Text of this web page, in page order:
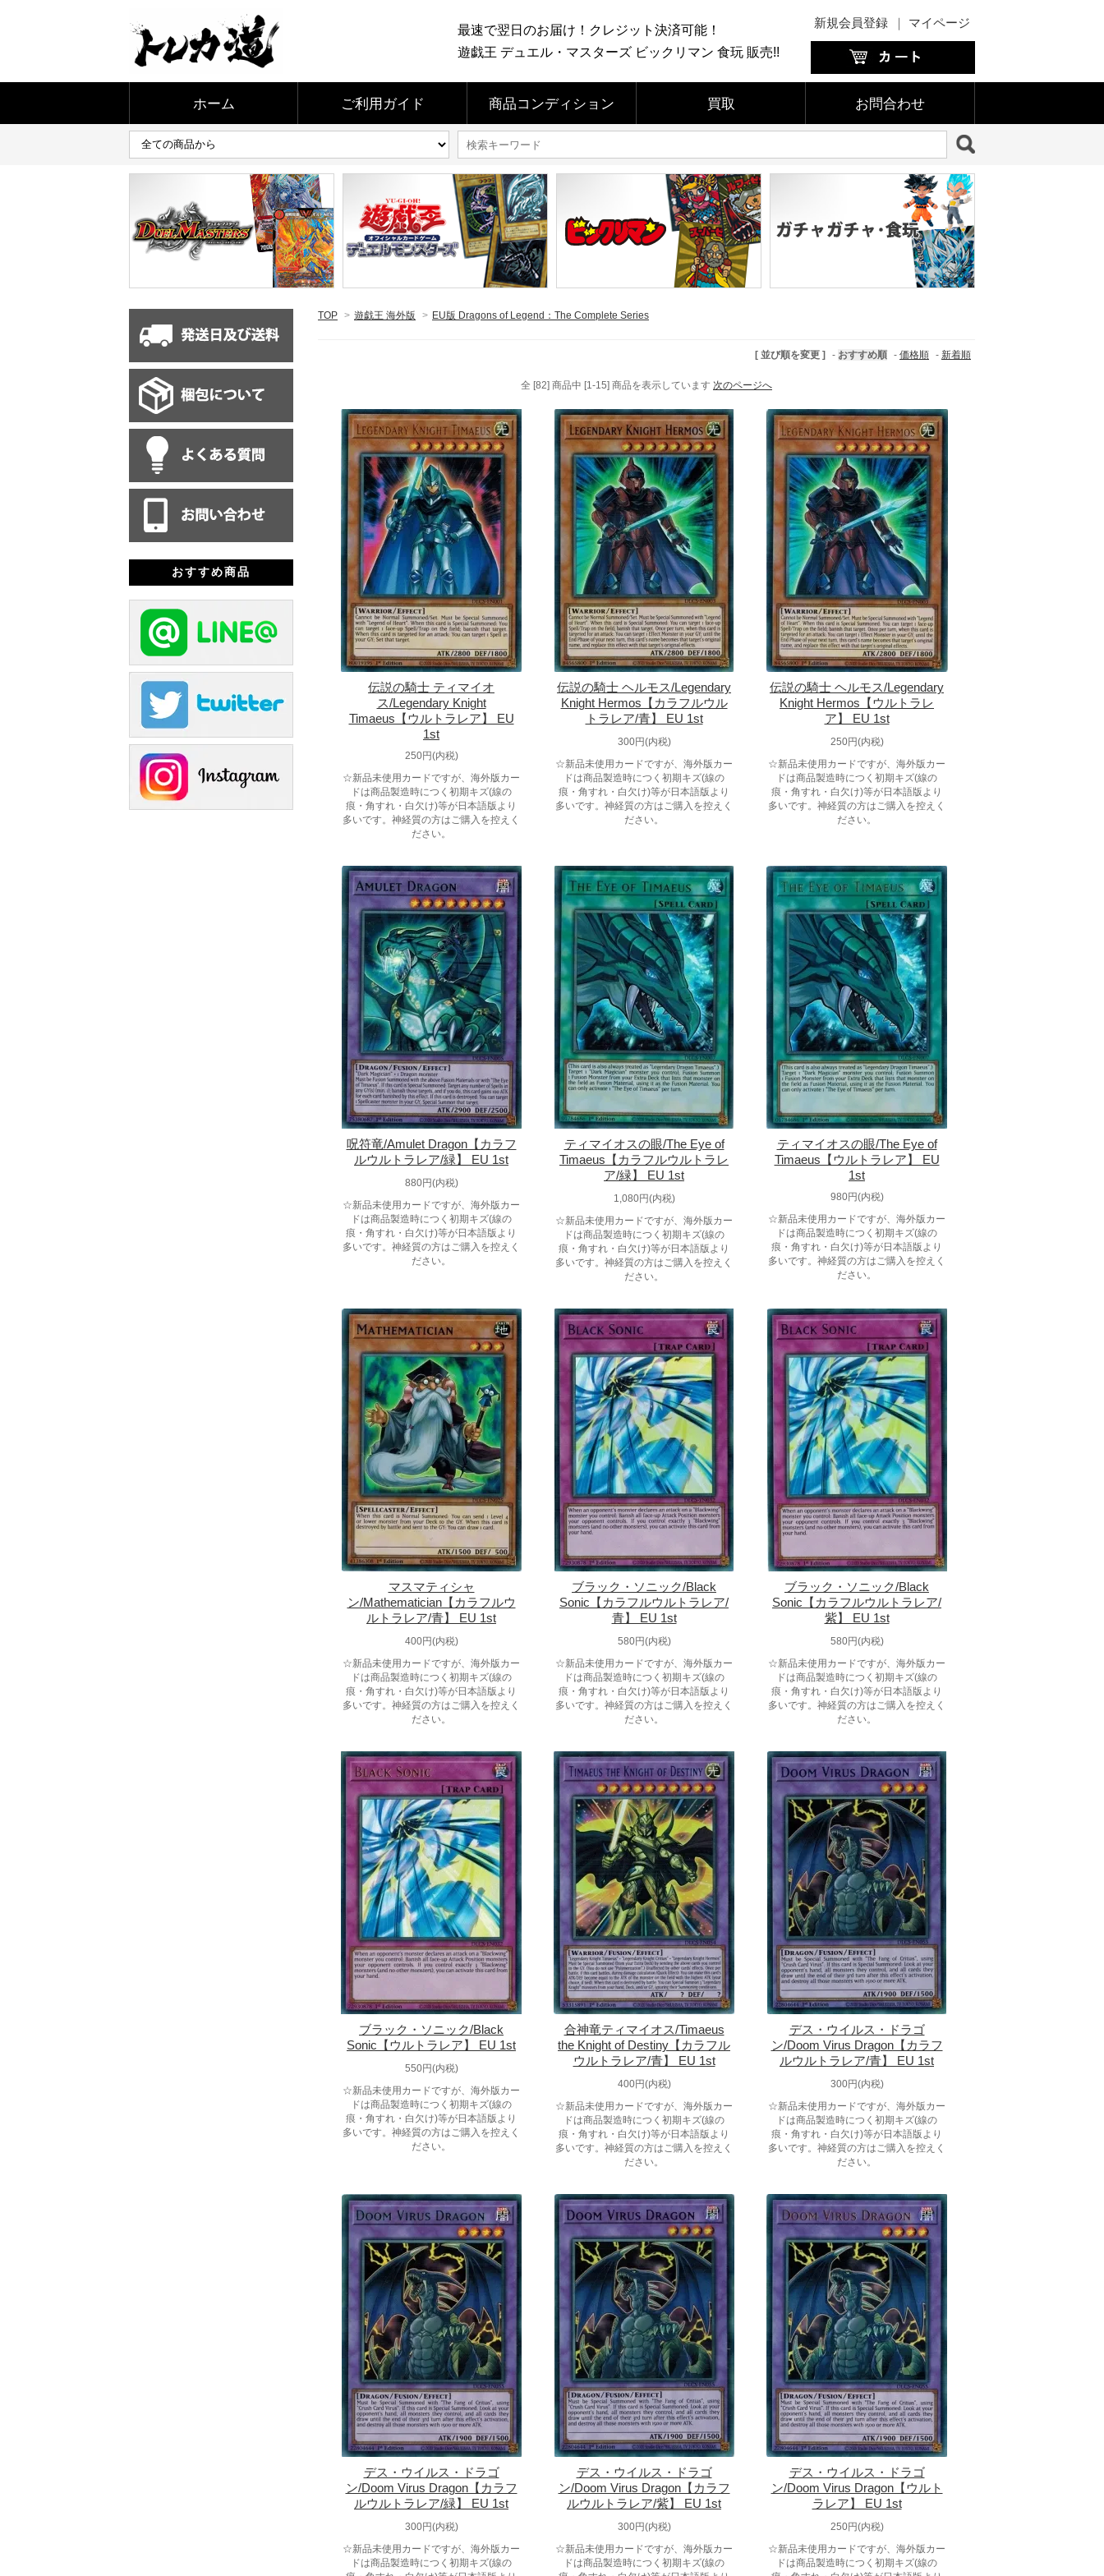
最速で翌日のお届け！クレジット決済可能！
遊戯王 デュエル・マスターズ ビックリマン 食玩 販売!!
新規会員登録 ｜ マイページ
ホーム ご利用ガイド 商品コンディション 買取 お問合わせ
TOP > 遊戯王 海外版 > EU版 Dragons of Legend：The Complete Series
[ 並び順を変更 ] - おすすめ順 - 価格順 - 新着順
全 [82] 商品中 [1-15] 商品を表示しています 次のページへ
伝説の騎士 ティマイオ
ス/Legendary Knight
Timaeus【ウルトラレア】 EU
1st
250円(内税)
☆新品未使用カードですが、海外版カー
ドは商品製造時につく初期キズ(線の
痕・角すれ・白欠け)等が日本語版より
多いです。神経質の方はご購入を控えく
ださい。
伝説の騎士 ヘルモス/Legendary
Knight Hermos【カラフルウル
トラレア/青】 EU 1st
300円(内税)
☆新品未使用カードですが、海外版カー
ドは商品製造時につく初期キズ(線の
痕・角すれ・白欠け)等が日本語版より
多いです。神経質の方はご購入を控えく
ださい。
伝説の騎士 ヘルモス/Legendary
Knight Hermos【ウルトラレ
ア】 EU 1st
250円(内税)
☆新品未使用カードですが、海外版カー
ドは商品製造時につく初期キズ(線の
痕・角すれ・白欠け)等が日本語版より
多いです。神経質の方はご購入を控えく
ださい。
呪符竜/Amulet Dragon【カラフ
ルウルトラレア/緑】 EU 1st
880円(内税)
☆新品未使用カードですが、海外版カー
ドは商品製造時につく初期キズ(線の
痕・角すれ・白欠け)等が日本語版より
多いです。神経質の方はご購入を控えく
ださい。
ティマイオスの眼/The Eye of
Timaeus【カラフルウルトラレ
ア/緑】 EU 1st
1,080円(内税)
☆新品未使用カードですが、海外版カー
ドは商品製造時につく初期キズ(線の
痕・角すれ・白欠け)等が日本語版より
多いです。神経質の方はご購入を控えく
ださい。
ティマイオスの眼/The Eye of
Timaeus【ウルトラレア】 EU
1st
980円(内税)
☆新品未使用カードですが、海外版カー
ドは商品製造時につく初期キズ(線の
痕・角すれ・白欠け)等が日本語版より
多いです。神経質の方はご購入を控えく
ださい。
マスマティシャ
ン/Mathematician【カラフルウ
ルトラレア/青】 EU 1st
400円(内税)
☆新品未使用カードですが、海外版カー
ドは商品製造時につく初期キズ(線の
痕・角すれ・白欠け)等が日本語版より
多いです。神経質の方はご購入を控えく
ださい。
ブラック・ソニック/Black
Sonic【カラフルウルトラレア/
青】 EU 1st
580円(内税)
☆新品未使用カードですが、海外版カー
ドは商品製造時につく初期キズ(線の
痕・角すれ・白欠け)等が日本語版より
多いです。神経質の方はご購入を控えく
ださい。
ブラック・ソニック/Black
Sonic【カラフルウルトラレア/
紫】 EU 1st
580円(内税)
☆新品未使用カードですが、海外版カー
ドは商品製造時につく初期キズ(線の
痕・角すれ・白欠け)等が日本語版より
多いです。神経質の方はご購入を控えく
ださい。
ブラック・ソニック/Black
Sonic【ウルトラレア】 EU 1st
550円(内税)
☆新品未使用カードですが、海外版カー
ドは商品製造時につく初期キズ(線の
痕・角すれ・白欠け)等が日本語版より
多いです。神経質の方はご購入を控えく
ださい。
合神竜ティマイオス/Timaeus
the Knight of Destiny【カラフル
ウルトラレア/青】 EU 1st
400円(内税)
☆新品未使用カードですが、海外版カー
ドは商品製造時につく初期キズ(線の
痕・角すれ・白欠け)等が日本語版より
多いです。神経質の方はご購入を控えく
ださい。
デス・ウイルス・ドラゴ
ン/Doom Virus Dragon【カラフ
ルウルトラレア/青】 EU 1st
300円(内税)
☆新品未使用カードですが、海外版カー
ドは商品製造時につく初期キズ(線の
痕・角すれ・白欠け)等が日本語版より
多いです。神経質の方はご購入を控えく
ださい。
デス・ウイルス・ドラゴ
ン/Doom Virus Dragon【カラフ
ルウルトラレア/緑】 EU 1st
300円(内税)
☆新品未使用カードですが、海外版カー
ドは商品製造時につく初期キズ(線の
デス・ウイルス・ドラゴ
ン/Doom Virus Dragon【カラフ
ルウルトラレア/紫】 EU 1st
300円(内税)
☆新品未使用カードですが、海外版カー
ドは商品製造時につく初期キズ(線の
デス・ウイルス・ドラゴ
ン/Doom Virus Dragon【ウルト
ラレア】 EU 1st
250円(内税)
☆新品未使用カードですが、海外版カー
ドは商品製造時につく初期キズ(線の
おすすめ商品